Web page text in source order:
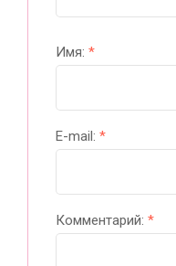
Имя: *
E-mail: *
Комментарий: *